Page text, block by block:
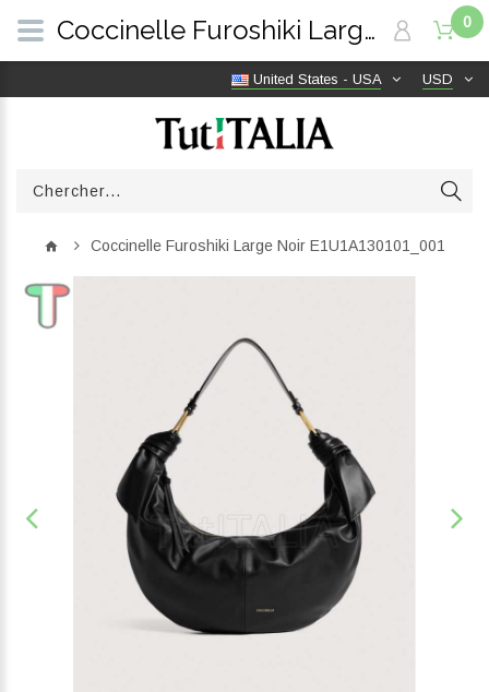
USD
United States - USA
0
Coccinelle Furoshiki Large Noir E1U1A130101_001
Coccinelle Furoshiki Large Noir E1U1A130101_001 | TutITALIA